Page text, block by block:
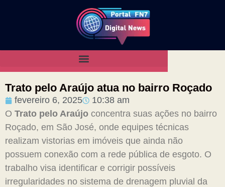
Trato pelo Araújo atua no bairro Roçado
fevereiro 6, 2025
10:38 am
O Trato pelo Araújo concentra suas ações no bairro
Roçado, em São José, onde equipes técnicas
realizam vistorias em imóveis que ainda não
possuem conexão com a rede pública de esgoto. O
trabalho visa identificar e corrigir possíveis
irregularidades no sistema de drenagem pluvial da